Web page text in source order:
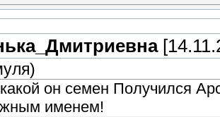
)
он семен Получился
именем!